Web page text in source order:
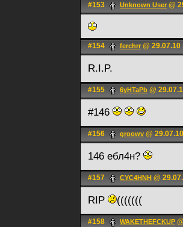
#153 Unknown User @
#154 ferchrr @ 29.07.10
R.I.P.
#155 6yHTaPb @
#146
#156 groowv @
146 ебл4н?
#157 CYC4HNH @
RIP (((((((
#158 WAKETHEFCKUP